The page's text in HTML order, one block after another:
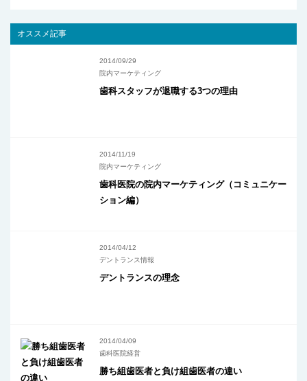
オススメ記事
2014/09/29
院内マーケティング
歯科スタッフが退職する3つの理由
2014/11/19
院内マーケティング
歯科医院の院内マーケティング（コミュニケー
ション編）
2014/04/12
デントランス情報
デントランスの理念
2014/04/09
歯科医院経営
勝ち組歯医者と負け組歯医者の違い